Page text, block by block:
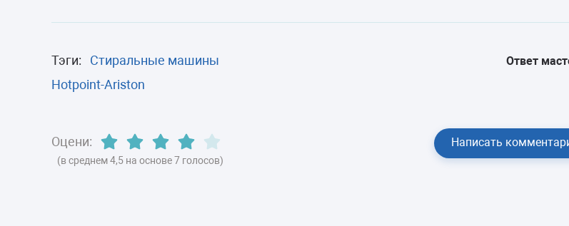
Тэги:
Стиральные машины
Hotpoint-Ariston
Ответ
Оцени:
(в среднем 4,5 на основе 7 голосов)
Написать